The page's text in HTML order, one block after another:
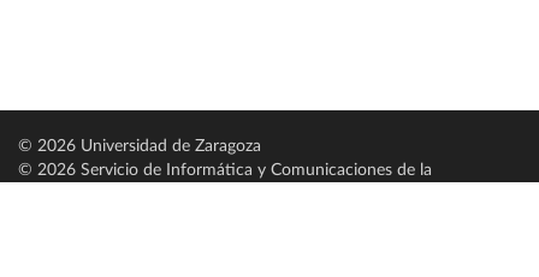
© 2026 Universidad de Zaragoza
© 2026 Servicio de Informática y Comunicaciones de la